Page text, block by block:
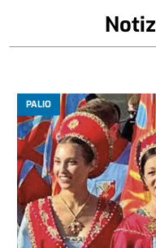
PALIO